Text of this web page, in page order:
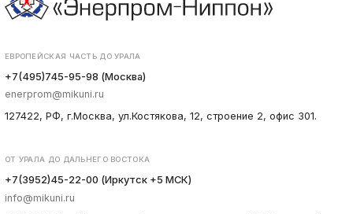
ЕВРОПЕЙСКАЯ ЧАСТЬ ДО УРАЛА
+7(495)745-95-98 (Москва)
enerprom@mikuni.ru
127422, РФ, г.Москва, ул.Костякова, 12, строение 2, офис 301.
ОТ УРАЛА ДО ДАЛЬНЕГО ВОСТОКА
+7(3952)45-22-00 (Иркутск +5 МСК)
info@mikuni.ru